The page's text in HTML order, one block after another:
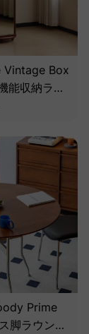
Vintage Box
能収納ラッ
ゲ材】
Prime
脚ラウンド